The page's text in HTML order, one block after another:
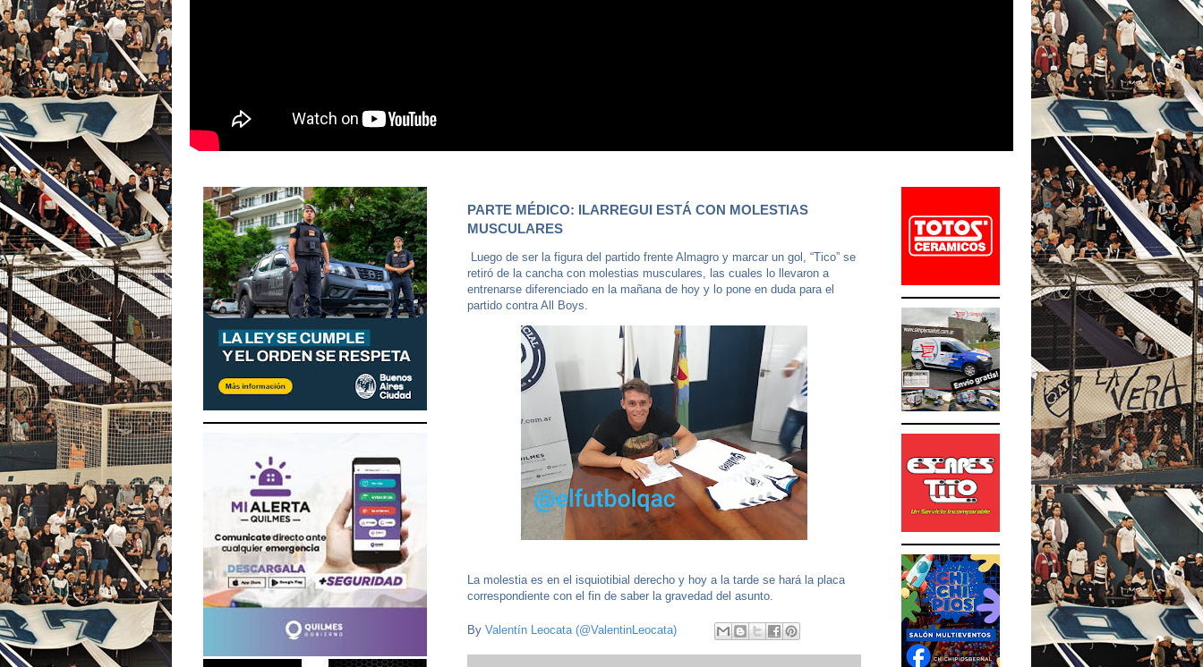
PARTE MÉDICO: ILARREGUI ESTÁ CON MOLESTIAS
MUSCULARES
Luego de ser la figura del partido frente Almagro y marcar un gol, “Tico” se
retiró de la cancha con molestias musculares, las cuales lo llevaron a
entrenarse diferenciado en la mañana de hoy y lo pone en duda para el
partido contra All Boys.
La molestia es en el isquiotibial derecho y hoy a la tarde se hará la placa
correspondiente con el fin de saber la gravedad del asunto.
By Valentín Leocata (@ValentinLeocata)